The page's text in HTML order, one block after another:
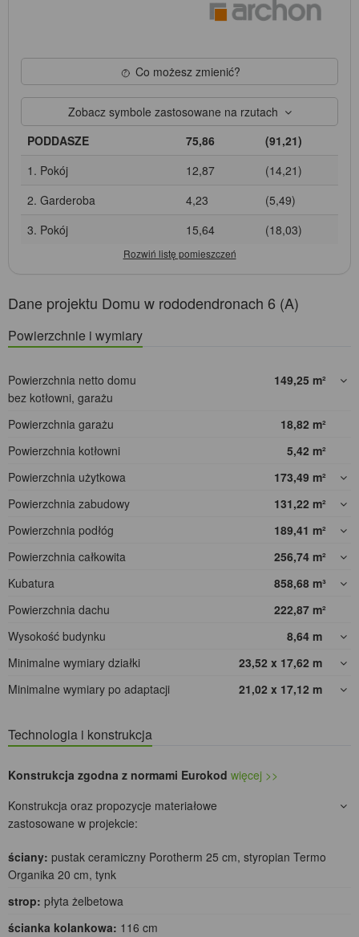
Co możesz zmienić?
Zobacz symbole zastosowane na rzutach
PODDASZE
75,86
(91,21)
1. Pokój
12,87
(14,21)
2. Garderoba
4,23
(5,49)
3. Pokój
15,64 (18,03)
Dane projektu Domu w rododendronach 6 (A)
Powierzchnie i wymiary
Powierzchnia netto domu
bez kotłowni, garażu
149,25 m²
Powierzchnia garażu 18,82 m²
Powierzchnia kotłowni
5,42 m²
Powierzchnia użytkowa
173,49 m²
Powierzchnia zabudowy
131,22 m²
Powierzchnia podłóg
189,41 m²
Powierzchnia całkowita
256,74 m²
Kubatura
858,68 m³
Powierzchnia dachu
222,87 m²
Wysokość budynku
8,64 m
Minimalne wymiary działki
23,52 x 17,62 m
Minimalne wymiary po adaptacji
21,02 x 17,12 m
Technologia i konstrukcja
Konstrukcja zgodna z normami Eurokod więcej >>
Konstrukcja oraz propozycje materiałowe
zastosowane w projekcie:
ściany: pustak ceramiczny Porotherm 25 cm, styropian Termo
Organika 20 cm, tynk
strop: płyta żelbetowa
ścianka kolankowa: 116 cm